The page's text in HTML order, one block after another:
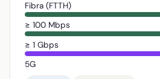
Fibra (FTTH)
≥ 100 Mbps
≥ 1 Gbps
5G